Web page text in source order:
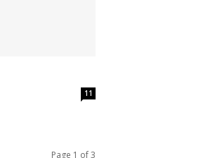
11
Page 1 of 3